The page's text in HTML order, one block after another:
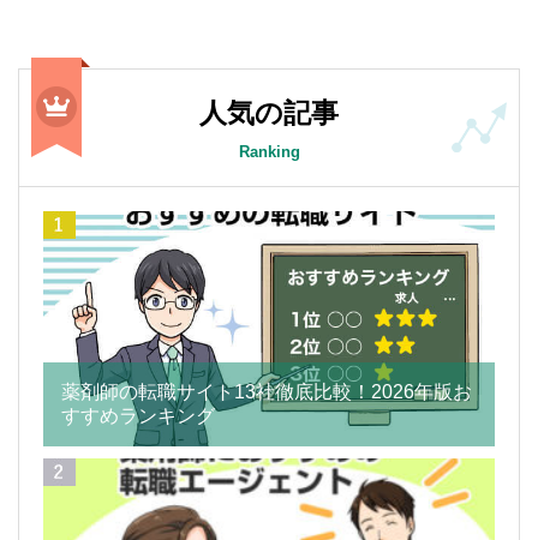
人気の記事
Ranking
薬剤師の転職サイト13社徹底比較！2026年版お
すすめランキング